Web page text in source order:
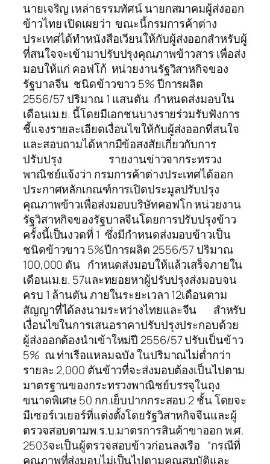
นายเจริญ เหล่าธรรมทัศน์ นายกสมาคมผู้ส่งออก
ข้าวไทย เปิดเผยว่า ขณะนี้กรมการค้าต่าง
ประเทศได้ทำหนังสือเวียนให้กับผู้ส่งออกสำหรับผู้
ที่สนใจจะเข้ามาปรับปรุงคุณภาพข้าวสาร เพื่อส่ง
มอบให้แก่ คอฟโก้ หน่วยงานรัฐวิสาหกิจของ
รัฐบาลจีน ชนิดข้าวขาว 5% ปีการผลิต
2556/57 ปริมาณ 1 แสนตัน กำหนดส่งมอบใน
เดือนเม.ย. นี้โดยมีเอกชนบางรายร่วมรับฟังการ
ชี้แจงรายละเอียดเงื่อนไขให้กับผู้ส่งออกที่สนใจ
และสอบถามได้หากมีข้อสงสัยเกี่ยวกับการ
ปรับปรุง รายงานข่าวจากระทรวง
พาณิชย์แจ้งว่า กรมการค้าต่างประเทศได้ออก
ประกาศหลักเกณฑ์การเปิดประมูลปรับปรุง
คุณภาพข้าวเพื่อส่งมอบบริษัทคอฟโก หน่วยงาน
รัฐวิสาหกิจของรัฐบาลจีนโดยการปรับปรุงข้าว
ครั้งนี้เป็นงวดที่ 1 ซึ่งมีกำหนดส่งมอบข้าวเป็น
ชนิดข้าวขาว 5%ปีการผลิต 2556/57 ปริมาณ
100,000 ตัน กำหนดส่งมอบให้แล้วเสร็จภายใน
เดือนเม.ย. 57และทยอยหาผู้ปรับปรุงส่งมอบจน
ครบ 1 ล้านตัน ภายในระยะเวลา 12เดือนตาม
สัญญาที่ได้ลงนามระหว่างไทยและจีน สำหรับ
เงื่อนไขในการเสนอราคาปรับปรุงประกอบด้วย
ผู้ส่งออกต้องนำเข้าใหม่ปี 2556/57 ปรับเป็นข้าว
5% ณ ท่าเรือแหลมฉบัง ในปริมาณไม่ต่ำกว่า
รายละ 2,000 ตันข้าวที่จะส่งมอบต้องเป็นไปตาม
มาตรฐานของกระทรวงพาณิชย์บรรจุในถุง
ขนาดพิเศษ 50 กก.เย็บปากกระสอบ 2 ชั้น โดยจะ
มีเซอร์เวเยอร์ที่แต่งตั้งโดยรัฐวิสาหกิจจีนและผู้
ตรวจสอบตามพ.ร.บ.มาตรการสินค้าขาออก พ.ศ.
2503จะเป็นผู้ตรวจสอบข้าวก่อนลงเรือ “กรณีที่
คุณภาพที่ส่งมอบไม่เป็นไปตามคุณสมบัติและ